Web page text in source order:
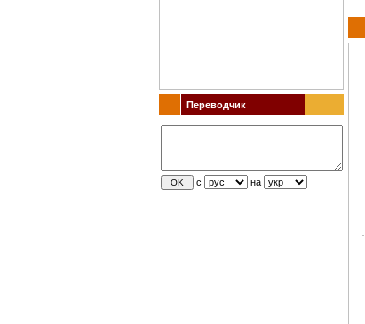
Переводчик
с на